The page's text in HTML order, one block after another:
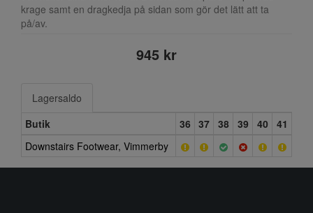
krage samt en dragkedja på sidan som gör det lätt att ta
på/av.
945 kr
Lagersaldo
Butik
36 37 38 39 40
41
Downstairs Footwear, Vimmerby